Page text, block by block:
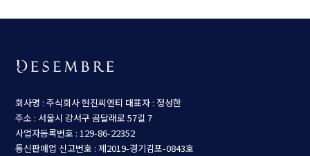
회사명 : 주식회사 현진씨엔티 대표자 : 정성한
주소 : 서울시 강서구 곰달래로 57길 7
사업자등록번호 : 129-86-22352
통신판매업 신고번호 : 제2019-경기김포-0843호